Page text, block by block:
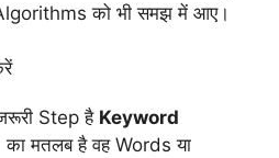
को भी समझ में आए।
Step है Keyword
मतलब है वह Words या